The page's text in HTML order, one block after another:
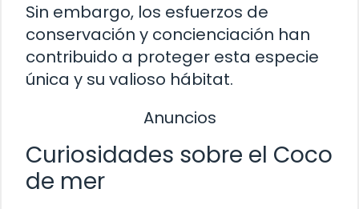
Sin embargo, los esfuerzos de
conservación y concienciación han
contribuido a proteger esta especie
única y su valioso hábitat.
Anuncios
Curiosidades sobre el Coco
de mer